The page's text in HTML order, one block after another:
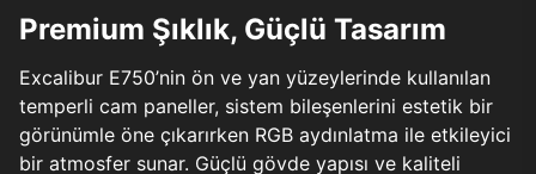
Premium Şıklık, Güçlü Tasarım
Excalibur E750’nin ön ve yan yüzeylerinde kullanılan
temperli cam paneller, sistem bileşenlerini estetik bir
görünümle öne çıkarırken RGB aydınlatma ile etkileyici
bir atmosfer sunar. Güçlü gövde yapısı ve kaliteli